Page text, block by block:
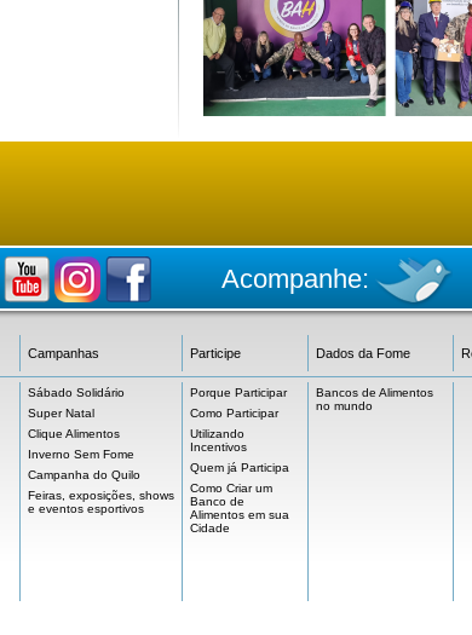
Acompanhe:
Campanhas Participe Dados da Fome
Sábado Solidário
Super Natal
Clique Alimentos
Inverno Sem Fome
Campanha do Quilo
Feiras, exposições, shows
e eventos esportivos
Porque Participar
Como Participar
Utilizando
Incentivos
Quem já Participa
Como Criar um
Banco de
Alimentos em sua
Cidade
Bancos de Alimentos
no mundo